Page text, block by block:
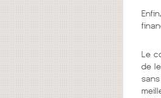
Le
de